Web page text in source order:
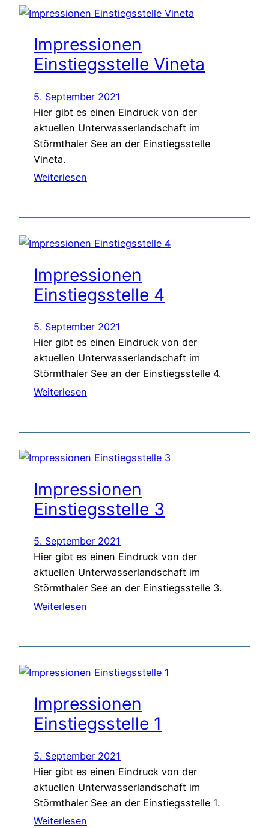
Impressionen
Einstiegsstelle Vineta
5. September 2021
Hier gibt es einen Eindruck von der
aktuellen Unterwasserlandschaft im
Störmthaler See an der Einstiegsstelle
Vineta.
Weiterlesen
Impressionen
Einstiegsstelle 4
5. September 2021
Hier gibt es einen Eindruck von der
aktuellen Unterwasserlandschaft im
Störmthaler See an der Einstiegsstelle 4.
Weiterlesen
Impressionen
Einstiegsstelle 3
5. September 2021
Hier gibt es einen Eindruck von der
aktuellen Unterwasserlandschaft im
Störmthaler See an der Einstiegsstelle 3.
Weiterlesen
Impressionen
Einstiegsstelle 1
5. September 2021
Hier gibt es einen Eindruck von der
aktuellen Unterwasserlandschaft im
Störmthaler See an der Einstiegsstelle 1.
Weiterlesen